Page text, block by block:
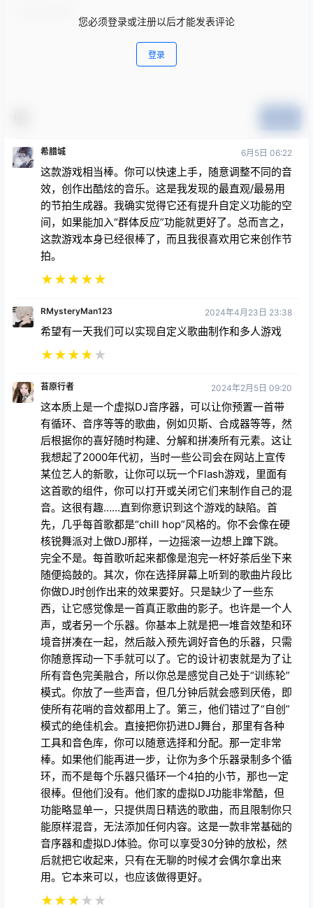
您必须登录或注册以后才能发表评论
登录
希腊城 6月5日 06:22
这款游戏相当棒。你可以快速上手，随意调整不同的音
效，创作出酷炫的音乐。这是我发现的最直观/最易用
的节拍生成器。我确实觉得它还有提升自定义功能的空
间，如果能加入“群体反应”功能就更好了。总而言之，
这款游戏本身已经很棒了，而且我很喜欢用它来创作节
拍。
★★★★★
RMysteryMan123 2024年4月23日 23:38
希望有一天我们可以实现自定义歌曲制作和多人游戏
★★★★★
苔原行者 2024年2月5日 09:20
这本质上是一个虚拟DJ音序器，可以让你预置一首带
有循环、音序等等的歌曲，例如贝斯、合成器等等，然
后根据你的喜好随时构建、分解和拼凑所有元素。这让
我想起了2000年代初，当时一些公司会在网站上宣传
某位艺人的新歌，让你可以玩一个Flash游戏，里面有
这首歌的组件，你可以打开或关闭它们来制作自己的混
音。这很有趣……直到你意识到这个游戏的缺陷。首
先，几乎每首歌都是“chill hop”风格的。你不会像在硬
核锐舞派对上做DJ那样，一边摇滚一边想上蹿下跳。
完全不是。每首歌听起来都像是泡完一杯好茶后坐下来
随便捣鼓的。其次，你在选择屏幕上听到的歌曲片段比
你做DJ时创作出来的效果要好。只是缺少了一些东
西，让它感觉像是一首真正歌曲的影子。也许是一个人
声，或者另一个乐器。你基本上就是把一堆音效垫和环
境音拼凑在一起，然后敲入预先调好音色的乐器，只需
你随意挥动一下手就可以了。它的设计初衷就是为了让
所有音色完美融合，所以你总是感觉自己处于“训练轮”
模式。你放了一些声音，但几分钟后就会感到厌倦，即
使所有花哨的音效都用上了。第三，他们错过了“自创”
模式的绝佳机会。直接把你扔进DJ舞台，那里有各种
工具和音色库，你可以随意选择和分配。那一定非常
棒。如果他们能再进一步，让你为多个乐器录制多个循
环，而不是每个乐器只循环一个4拍的小节，那也一定
很棒。但他们没有。他们家的虚拟DJ功能非常酷，但
功能略显单一，只提供周日精选的歌曲，而且限制你只
能原样混音，无法添加任何内容。这是一款非常基础的
音序器和虚拟DJ体验。你可以享受30分钟的放松，然
后就把它收起来，只有在无聊的时候才会偶尔拿出来
用。它本来可以，也应该做得更好。
★★★★ ★